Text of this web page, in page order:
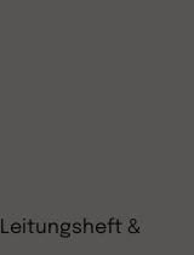
&